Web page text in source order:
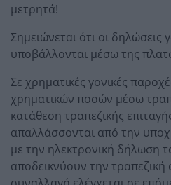
μετρητά!
Σημειώνεται ότι οι
υποβάλλονται μέσω της
Σε χρηματικές γονικές
χρηματικών ποσών μέσω
κατάθεση τραπεζικής
απαλλάσσονται από την
με την ηλεκτρονική δήλωση
αποδεικνύουν την